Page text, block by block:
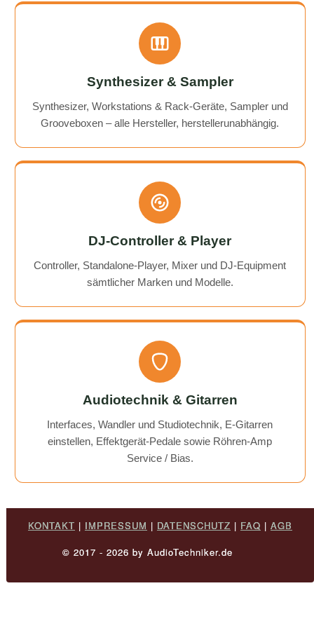
Synthesizer & Sampler
Synthesizer, Workstations & Rack-Geräte, Sampler und
Grooveboxen – alle Hersteller, herstellerunabhängig.
DJ-Controller & Player
Controller, Standalone-Player, Mixer und DJ-Equipment
sämtlicher Marken und Modelle.
Audiotechnik & Gitarren
Interfaces, Wandler und Studiotechnik, E-Gitarren
einstellen, Effektgerät-Pedale sowie Röhren-Amp
Service / Bias.
KONTAKT | IMPRESSUM | DATENSCHUTZ | FAQ | AGB
© 2017 - 2026 by AudioTechniker.de